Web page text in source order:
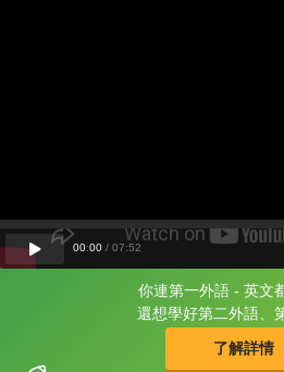
你連第一外語 - 英文
還想學好第二外語、
了解詳情
片尾有
攻其不
的品牌故事
00:00 / 07:52